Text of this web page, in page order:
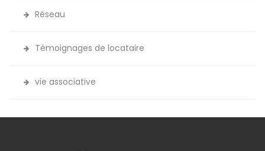
Réseau
Témoignages de locataire
vie associative